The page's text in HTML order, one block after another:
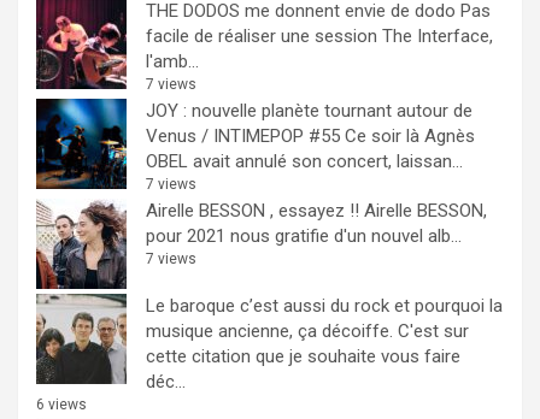
THE DODOS me donnent envie de dodo Pas
facile de réaliser une session The Interface,
l'amb...
7 views
JOY : nouvelle planète tournant autour de
Venus / INTIMEPOP #55 Ce soir là Agnès
OBEL avait annulé son concert, laissan...
7 views
Airelle BESSON , essayez !! Airelle BESSON,
pour 2021 nous gratifie d'un nouvel alb...
7 views
Le baroque c’est aussi du rock et pourquoi la
musique ancienne, ça décoiffe. C'est sur
cette citation que je souhaite vous faire
déc...
6 views